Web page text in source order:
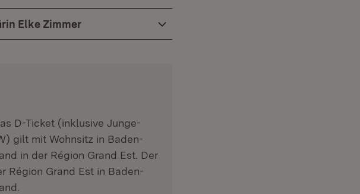
Elke Zimmer
D-Ticket (inklusive Junge-
gilt mit Wohnsitz in Baden-
in der Région Grand Est. Der
Région Grand Est in Baden-